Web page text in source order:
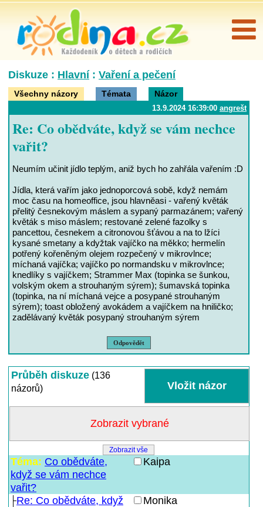
Diskuze : Hlavní: Vaření a pečení
Všechny názory Témata Názor
13.9.2024 16:39:00angrešt
Re: Co obědváte, když se vám nechce
vařit?
Neumím učinit jídlo teplým, aniž bych ho zahřála vařením :D
Jídla, která vařím jako jednoporcová sobě, když nemám
moc času na homeoffice, jsou hlavněasi - vařený květák
přelitý česnekovým máslem a sypaný parmazánem; vařený
květák s miso máslem; restované zelené fazolky s
pancettou, česnekem a citronovou šťávou a na to lžíci
kysané smetany a kdyžtak vajíčko na měkko; hermelín
potřený kořeněným olejem rozpečený v mikrovlnce;
míchaná vajíčka; vajíčko po normandsku v mikrovlnce;
knedlíky s vajíčkem; Strammer Max (topinka se šunkou,
volským okem a strouhaným sýrem); šumavská topinka
(topinka, na ní míchaná vejce a posypané strouhaným
sýrem); toast obložený avokádem a vajíčkem na hniličko;
zadělávaný květák posypaný strouhaným sýrem
Odpovědět
Průběh diskuze (136
názorů)
Zobrazit vše
Téma: Co obědváte,
když se vám nechce
vařit?
Kaipa
Re: Co obědváte, když
Monika